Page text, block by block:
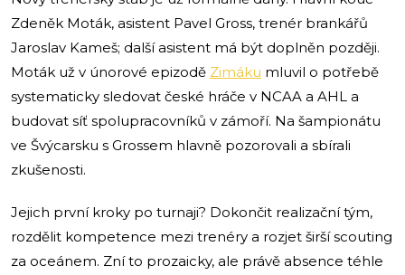
Zdeněk Moták, asistent Pavel Gross, trenér brankářů
Jaroslav Kameš; další asistent má být doplněn později.
Moták už v únorové epizodě Zimáku mluvil o potřebě
systematicky sledovat české hráče v NCAA a AHL a
budovat síť spolupracovníků v zámoří. Na šampionátu
ve Švýcarsku s Grossem hlavně pozorovali a sbírali
zkušenosti.
Jejich první kroky po turnaji? Dokončit realizační tým,
rozdělit kompetence mezi trenéry a rozjet širší scouting
za oceánem. Zní to prozaicky, ale právě absence téhle